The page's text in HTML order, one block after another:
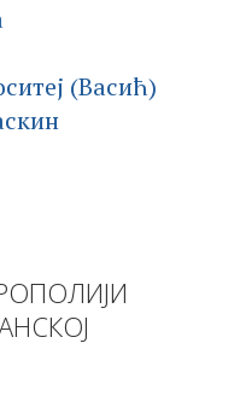
(Васић)